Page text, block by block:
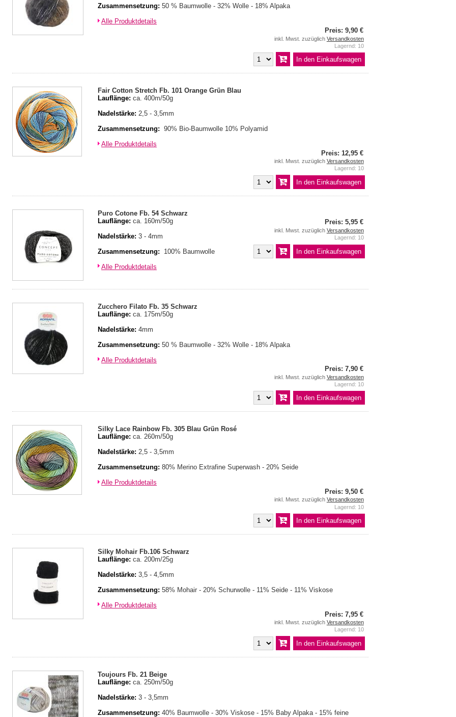
Zusammensetzung: 50 % Baumwolle - 32% Wolle - 18% Alpaka
Alle Produktdetails
Preis: 9,90 €
inkl. Mwst. zuzüglich Versandkosten
Lagernd: 10
Fair Cotton Stretch Fb. 101 Orange Grün Blau
Lauflänge: ca. 400m/50g
Nadelstärke: 2,5 - 3,5mm
Zusammensetzung: 90% Bio-Baumwolle 10% Polyamid
Alle Produktdetails
Preis: 12,95 €
inkl. Mwst. zuzüglich Versandkosten
Lagernd: 10
Puro Cotone Fb. 54 Schwarz
Lauflänge: ca. 160m/50g
Nadelstärke: 3 - 4mm
Zusammensetzung:
100% Baumwolle
Alle Produktdetails
Preis: 5,95 €
inkl. Mwst. zuzüglich Versandkosten
Lagernd: 10
Zucchero Filato Fb. 35 Schwarz
Lauflänge: ca. 175m/50g
Nadelstärke: 4mm
Zusammensetzung: 50 % Baumwolle - 32% Wolle - 18% Alpaka
Alle Produktdetails
Preis: 7,90 €
inkl. Mwst. zuzüglich Versandkosten
Lagernd: 10
Silky Lace Rainbow Fb. 305 Blau Grün Rosé
Lauflänge: ca. 260m/50g
Nadelstärke: 2,5 - 3,5mm
Zusammensetzung: 80% Merino Extrafine Superwash - 20% Seide
Alle Produktdetails
Preis: 9,50 €
inkl. Mwst. zuzüglich Versandkosten
Lagernd: 10
Silky Mohair Fb.106 Schwarz
Lauflänge: ca. 200m/25g
Nadelstärke: 3,5 - 4,5mm
Zusammensetzung: 58% Mohair - 20% Schurwolle - 11% Seide - 11% Viskose
Alle Produktdetails
Preis: 7,95 €
inkl. Mwst. zuzüglich Versandkosten
Lagernd: 10
Toujours Fb. 21 Beige
Lauflänge: ca. 250m/50g
Nadelstärke: 3 - 3,5mm
Zusammensetzung: 40% Baumwolle - 30% Viskose - 15% Baby Alpaka - 15% feine